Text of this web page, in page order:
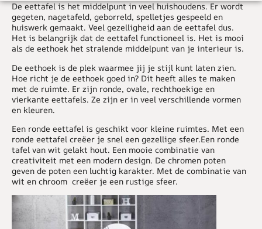
De eettafel is het middelpunt in veel huishoudens. Er wordt
gegeten, nagetafeld, geborreld, spelletjes gespeeld en
huiswerk gemaakt. Veel gezelligheid aan de eettafel dus.
Het is belangrijk dat de eettafel functioneel is. Het is mooi
als de eethoek het stralende middelpunt van je interieur is.
De eethoek is de plek waarmee jij je stijl kunt laten zien.
Hoe richt je de eethoek goed in? Dit heeft alles te maken
met de ruimte. Er zijn ronde, ovale, rechthoekige en
vierkante eettafels. Ze zijn er in veel verschillende vormen
en kleuren.
Een ronde eettafel is geschikt voor kleine ruimtes. Met een
ronde eettafel creëer je snel een gezellige sfeer.Een ronde
tafel van wit gelakt hout. Een mooie combinatie van
creativiteit met een modern design. De chromen poten
geven de poten een luchtig karakter. Met de combinatie van
wit en chroom creëer je een rustige sfeer.